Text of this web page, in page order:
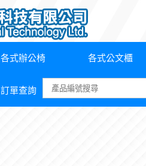
各式辦公椅 各式公文櫃
訂單查詢